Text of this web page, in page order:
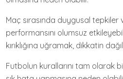
Maç sırasında duygusal tepkiler
performansını olumsuz
kırıklığına uğramak, dikkatin
Futbolun kurallarını tam olarak